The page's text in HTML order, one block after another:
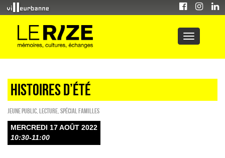
HISTOIRES D’ÉTÉ
Jeune public Lecture Spécial familles
MERCREDI 17 AOÛT 2022
10:30-11:00